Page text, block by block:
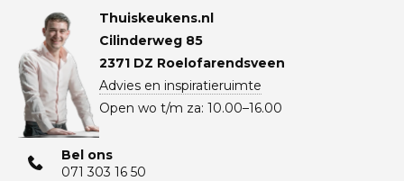
Thuiskeukens.nl
Cilinderweg 85
2371 DZ Roelofarendsveen
Advies en inspiratieruimte
Open wo t/m za: 10.00–16.00
Bel ons
071 303 16 50